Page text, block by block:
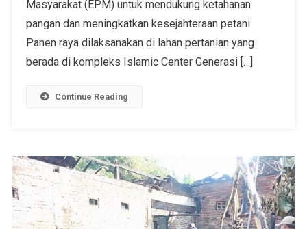
Masyarakat (EPM) untuk mendukung ketahanan
pangan dan meningkatkan kesejahteraan petani.
Panen raya dilaksanakan di lahan pertanian yang
berada di kompleks Islamic Center Generasi […]
Continue Reading